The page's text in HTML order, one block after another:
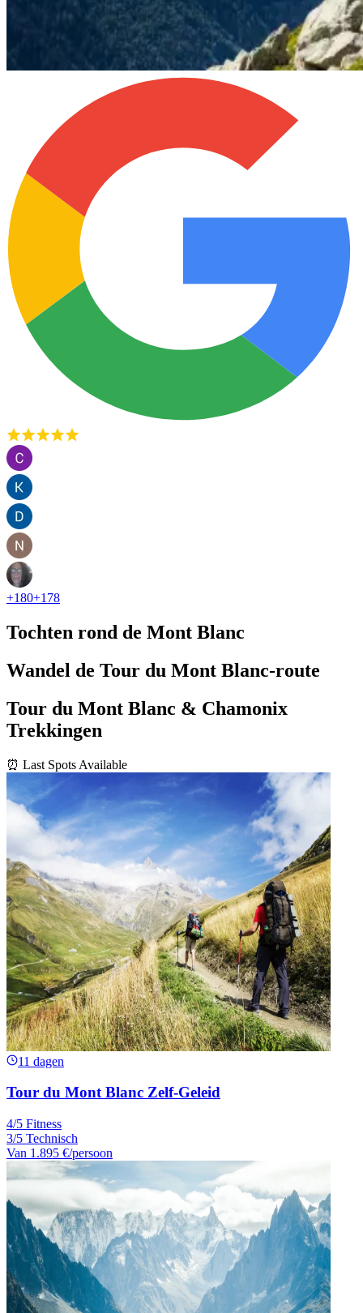
+180+178
Tochten rond de Mont Blanc
Wandel de Tour du Mont Blanc-route
Tour du Mont Blanc & Chamonix
Trekkingen
⏰ Last Spots Available
11 dagen
Tour du Mont Blanc Zelf-Geleid
4/5 Fitness
3/5 Technisch
Van 1.895 €/persoon